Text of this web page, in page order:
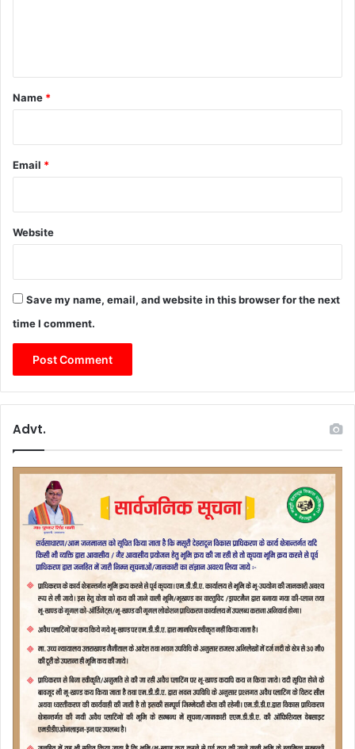
*
Name *
Email *
Website
Save my name, email, and website in this browser for the next
time I comment.
Advt.